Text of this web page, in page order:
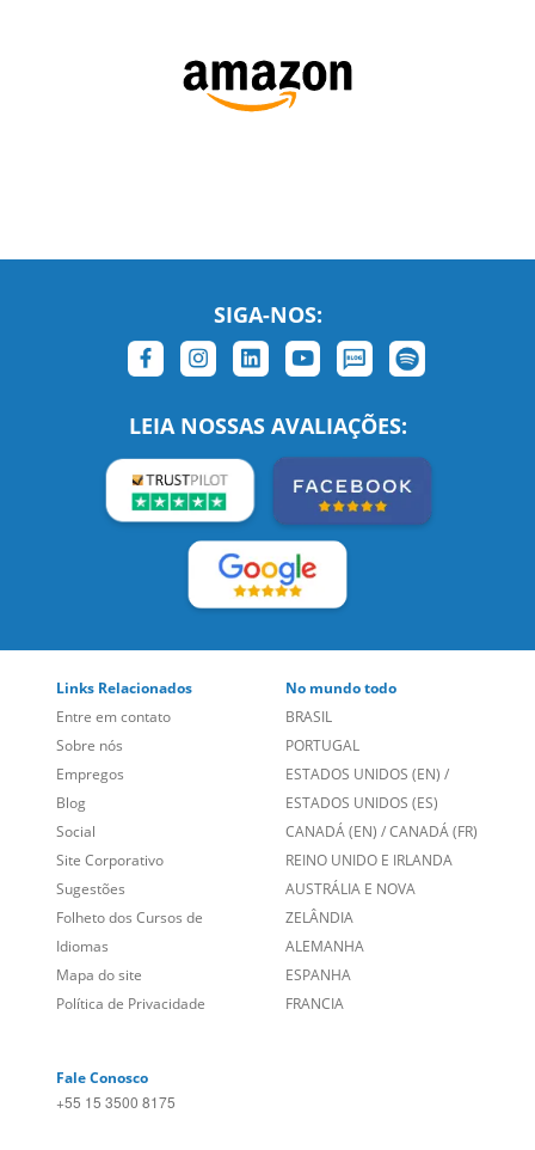
Entre em contato
Sobre nós
Empregos
Blog
Social
Site Corporativo
Sugestões
Folheto dos Cursos de
Idiomas
Mapa do site
Política de Privacidade
BRASIL
PORTUGAL
ESTADOS UNIDOS (EN)
ESTADOS UNIDOS (ES)
CANADÁ (EN)/CANADÁ (FR)
REINO UNIDO E IRLANDA
AUSTRÁLIA E NOVA
ZELÂNDIA
ALEMANHA
ESPANHA
FRANCIA
+55 15 3500 8175